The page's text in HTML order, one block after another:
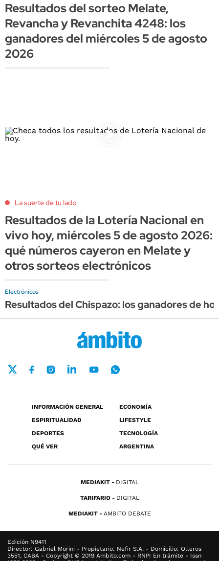
Resultados del sorteo Melate,
Revancha y Revanchita 4248: los
ganadores del miércoles 5 de agosto
2026
La suerte de tu lado
Resultados de la Lotería Nacional en
vivo hoy, miércoles 5 de agosto 2026:
qué números cayeron en Melate y
otros sorteos electrónicos
Electrónicos
Resultados del Chispazo: los ganadores de
INFORMACIÓN GENERAL
ECONOMÍA
ESPIRITUALIDAD
LIFESTYLE
DEPORTES
TECNOLOGÍA
QUÉ VER
ARGENTINA
MEDIAKIT DIGITAL
TARIFARIO DIGITAL
MEDIAKIT AMBITO DEBATE
Edición N9411
Director: Gabriel Morini - Propietario: Nefir S.A. - Domicilio: Olleros
3551, CABA - Copyright © 2019 Ambito.com - RNPI En trámite - Issn